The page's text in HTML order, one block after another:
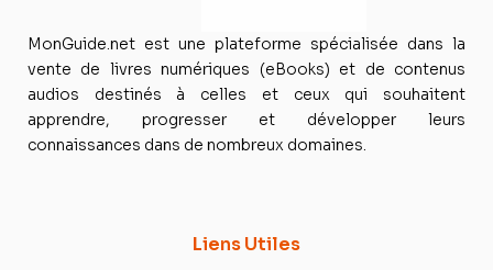
MonGuide.net est une plateforme spécialisée dans la
vente de livres numériques (eBooks) et de contenus
audios destinés à celles et ceux qui souhaitent
apprendre, progresser et développer leurs
connaissances dans de nombreux domaines.
Liens Utiles